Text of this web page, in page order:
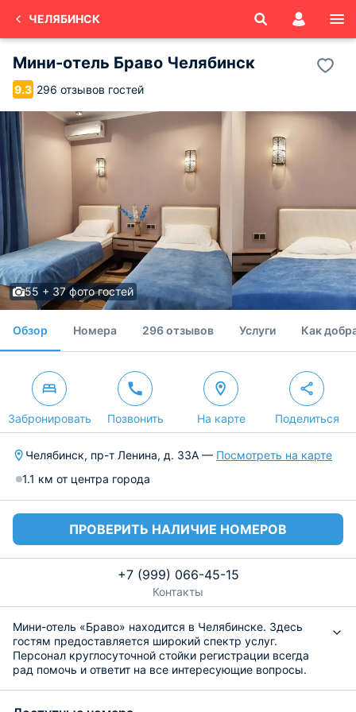
ЧЕЛЯБИНСК
Мини-отель Браво Челябинск
9.3 296 отзывов гостей
55 + 37 фото гостей
Обзор Номера 296 отзывов Услуги Как
Забронировать Позвонить На карте Поделиться
Челябинск, пр-т Ленина, д. 33А — Посмотреть на карте
1.1 км от центра города
ПРОВЕРИТЬ НАЛИЧИЕ НОМЕРОВ
+7 (999) 066-45-15
Контакты
Мини-отель «Браво» находится в Челябинске. Здесь
гостям предоставляется широкий спектр услуг.
Персонал круглосуточной стойки регистрации всегда
рад помочь и ответит на все интересующие вопросы.